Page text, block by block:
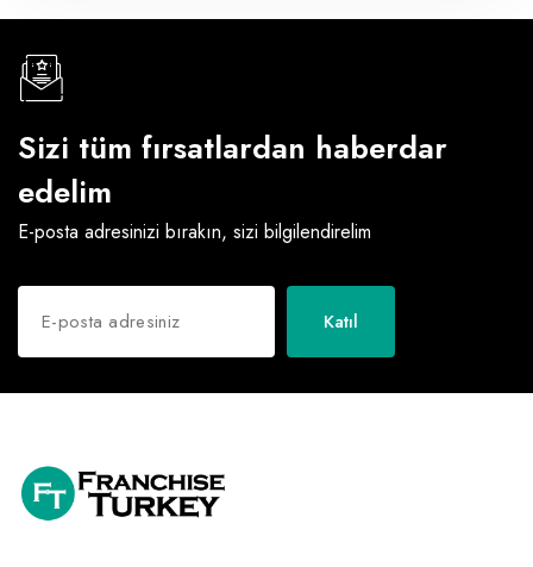
Sizi tüm fırsatlardan haberdar
edelim
E-posta adresinizi bırakın, sizi bilgilendirelim
Katıl